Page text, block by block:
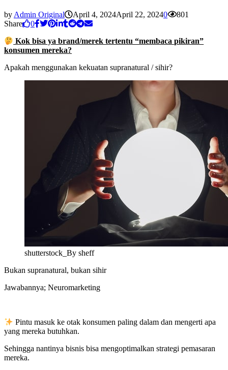
by Admin Original April 4, 2024April 22, 20240
801
Share
0
Kok bisa ya brand/merek tertentu “membaca pikiran”
konsumen mereka?
Apakah menggunakan kekuatan supranatural / sihir?
shutterstock_By sheff
Bukan supranatural, bukan sihir
Jawabannya; Neuromarketing
Pintu masuk ke otak konsumen paling dalam dan mengerti apa
yang mereka butuhkan.
Sehingga nantinya bisnis bisa mengoptimalkan strategi pemasaran
mereka.